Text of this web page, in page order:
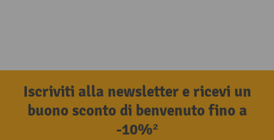
Iscriviti alla newsletter e ricevi un
buono sconto di benvenuto fino a
-10%²